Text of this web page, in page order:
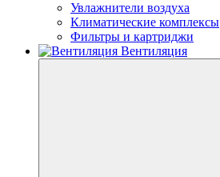
Увлажнители воздуха
Климатические комплексы
Фильтры и картриджи
Вентиляция